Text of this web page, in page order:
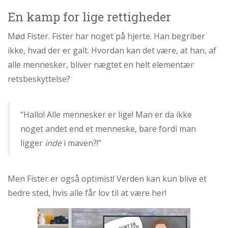
historie
1.6:
Argumenter
imod
abort
1.7:
Perspektiver
2.1:
Aktioner
2.2:
Tidligere
aktioner
2.4:
Abortmindelunden
2.5:
Abortlinien
2.6:
Unge
mod
En kamp for lige rettigheder
Mød Fister. Fister har noget på hjerte. Han begriber
ikke, hvad der er galt. Hvordan kan det være, at han, af
alle mennesker, bliver nægtet en helt elementær
retsbeskyttelse?
“Hallo! Alle mennesker er lige! Man er da ikke
noget andet end et menneske, bare fordi man
ligger indei maven?!”
Men Fister er også optimist! Verden kan kun blive et
bedre sted, hvis alle får lov til at være her!